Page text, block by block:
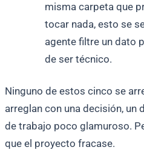
misma carpeta que
tocar nada, esto se
agente filtre un dato
de ser técnico.
Ninguno de estos cinco se
arreglan con una decisión, un
de trabajo poco glamuroso.
que el proyecto fracase.